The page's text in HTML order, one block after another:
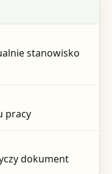
stanowisko
pracy
dokument